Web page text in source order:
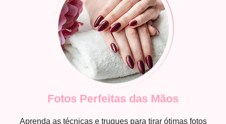
Fotos Perfeitas das Mãos
Aprenda as técnicas e truques para tirar ótimas fotos